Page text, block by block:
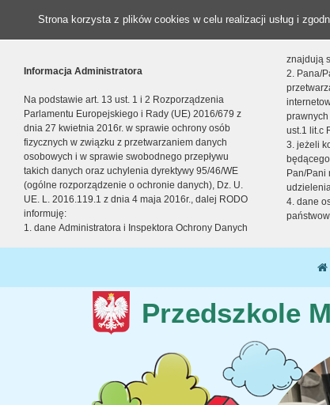
Strona korzysta z plików cookies w celu realizacji usług i
Informacja Administratora
Na podstawie art. 13 ust. 1 i 2 Rozporządzenia
Parlamentu Europejskiego i Rady (UE) 2016/679 z
dnia 27 kwietnia 2016r. w sprawie ochrony osób
fizycznych w związku z przetwarzaniem danych
osobowych i w sprawie swobodnego przepływu
takich danych oraz uchylenia dyrektywy 95/46/WE
(ogólne rozporządzenie o ochronie danych), Dz. U.
UE. L. 2016.119.1 z dnia 4 maja 2016r., dalej RODO
informuję:
1. dane Administratora i Inspektora Ochrony Danych
znajdują
2. Pana/
ust.1 lit.c
3. jeżeli
Pan/Pani
4. dane
Przedszkole